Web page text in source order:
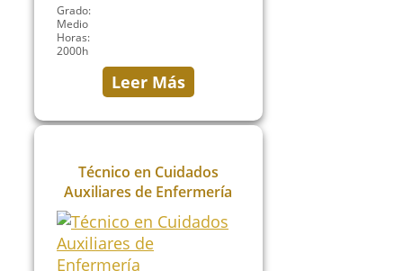
Grado:
Medio
Horas:
2000h
Leer Más
Técnico en Cuidados
Auxiliares de Enfermería